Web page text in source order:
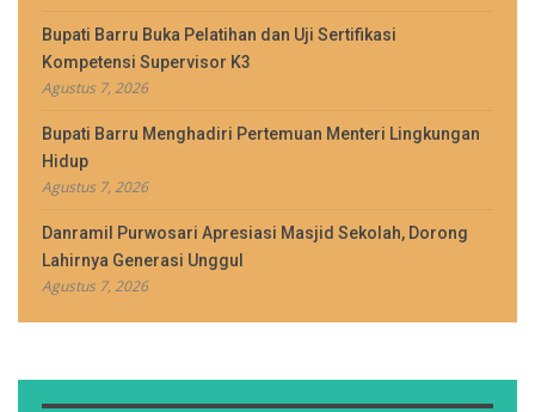
Bupati Barru Buka Pelatihan dan Uji Sertifikasi
Kompetensi Supervisor K3
Agustus 7, 2026
Bupati Barru Menghadiri Pertemuan Menteri Lingkungan
Hidup
Agustus 7, 2026
Danramil Purwosari Apresiasi Masjid Sekolah, Dorong
Lahirnya Generasi Unggul
Agustus 7, 2026